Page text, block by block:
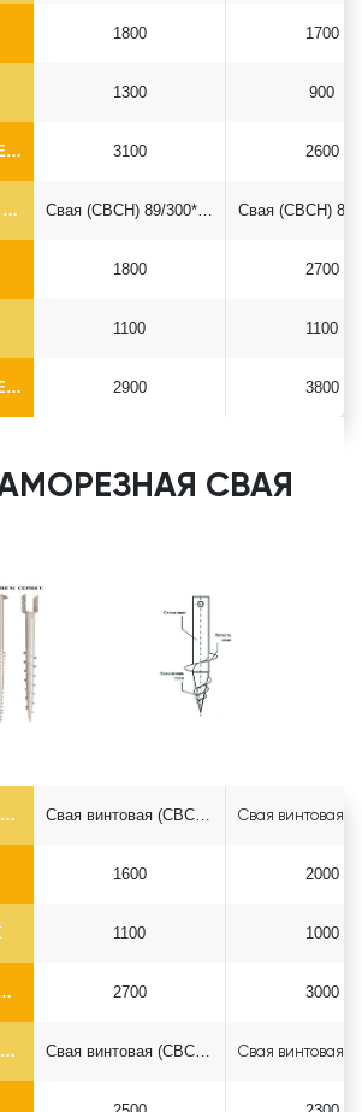
СВАЯ+МОНТАЖ (БЕЗ ОГОЛОВКА)
1800
1300
3100
1700
900
2600
СВАЯ ЛОПАСТНАЯ Ф89*6.5
СВАЯ+МОНТАЖ (БЕЗ ОГОЛОВКА)
Свая (СВСН) 89/300*2500
1800
1100
2900
2700
1100
3800
СВАЯ
СВАЯ ВИНТОВАЯ САМОРЕЗ Ф73*5.5
(БЕЗ ОГОЛОВКА)
Свая винтовая (СВСН) 73*2500 саморез
1600
1100
2700
2000
1000
3000
СВАЯ ВИНТОВАЯ САМОРЕЗ Ф89*6.5 Свая винтовая (СВСН) 89*2500 саморез